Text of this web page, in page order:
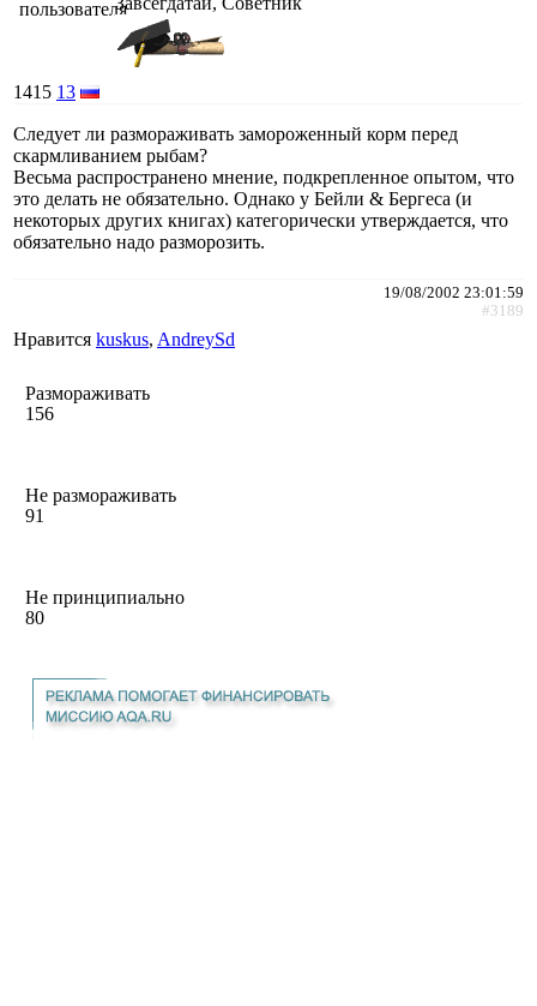
1415 13
Следует ли размораживать замороженный корм перед
скармливанием рыбам?
Весьма распространено мнение, подкрепленное опытом, что
это делать не обязательно. Однако у Бейли & Бергеса (и
некоторых других книгах) категорически утверждается, что
обязательно надо разморозить.
19/08/2002 23:01:59
#3189
Нравится kuskus, AndreySd
Размораживать
156
Не размораживать
91
Не принципиально
80